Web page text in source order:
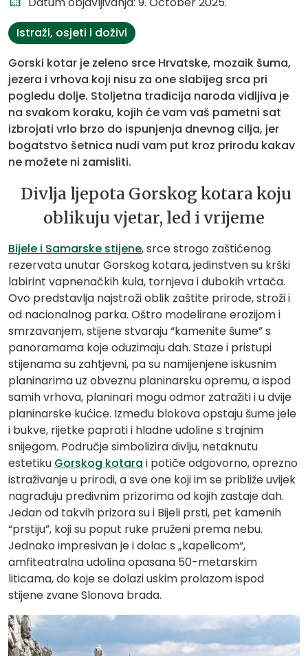
Istraži, osjeti i doživi
Gorski kotar je zeleno srce Hrvatske, mozaik šuma,
jezera i vrhova koji nisu za one slabijeg srca pri
pogledu dolje. Stoljetna tradicija naroda vidljiva je
na svakom koraku, kojih će vam vaš pametni sat
izbrojati vrlo brzo do ispunjenja dnevnog cilja, jer
bogatstvo šetnica nudi vam put kroz prirodu kakav
ne možete ni zamisliti.
Divlja ljepota Gorskog kotara koju
oblikuju vjetar, led i vrijeme
Bijele i Samarske stijene, srce strogo zaštićenog
rezervata unutar Gorskog kotara, jedinstven su krški
labirint vapnenačkih kula, tornjeva i dubokih vrtača.
Ovo predstavlja najstroži oblik zaštite prirode, stroži i
od nacionalnog parka. Oštro modelirane erozijom i
smrzavanjem, stijene stvaraju “kamenite šume” s
panoramama koje oduzimaju dah. Staze i pristupi
stijenama su zahtjevni, pa su namijenjene iskusnim
planinarima uz obveznu planinarsku opremu, a ispod
samih vrhova, planinari mogu odmor zatražiti i u dvije
planinarske kućice. Između blokova opstaju šume jele
i bukve, rijetke paprati i hladne udoline s trajnim
snijegom. Područje simbolizira divlju, netaknutu
estetiku Gorskog kotara i potiče odgovorno, oprezno
istraživanje u prirodi, a sve one koji im se približe uvijek
nagrađuju predivnim prizorima od kojih zastaje dah.
Jedan od takvih prizora su i Bijeli prsti, pet kamenih
“prstiju”, koji su poput ruke pruženi prema nebu.
Jednako impresivan je i dolac s „kapelicom“,
amfiteatralna udolina opasana 50-metarskim
liticama, do koje se dolazi uskim prolazom ispod
stijene zvane Slonova brada.